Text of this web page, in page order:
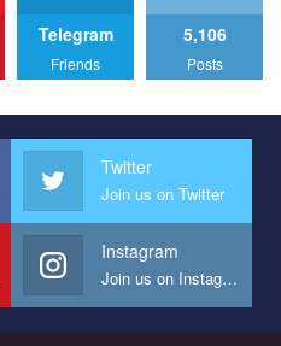
below the video.
от команды "Гей-альянс
организации.
и помочь нам реализовать
и дискриминацией на почве
зайти на наш канал YouTube
под видео.
Telegram
Friends
5,106
Posts
Twitter
Join us on Twitter
Instagram
Join us on Instagram